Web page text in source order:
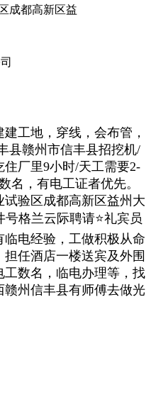
成都高新区益
工地，穿线，会布管，
县赣州市信丰县招挖机/
厂里9小时/天工需要2-
名，有电工证者优先。
验区成都高新区益州大
格兰云际聘请⭐礼宾员
电经验，工做积极从命
任酒店一楼送宾及外围
数名，临电办理等，找
州信丰县有师傅去做光